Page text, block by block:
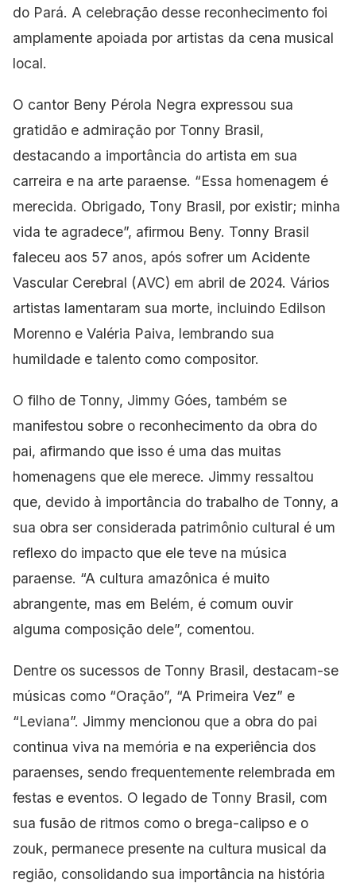
do Pará. A celebração desse reconhecimento foi
amplamente apoiada por artistas da cena musical
local.
O cantor Beny Pérola Negra expressou sua
gratidão e admiração por Tonny Brasil,
destacando a importância do artista em sua
carreira e na arte paraense. “Essa homenagem é
merecida. Obrigado, Tony Brasil, por existir; minha
vida te agradece”, afirmou Beny. Tonny Brasil
faleceu aos 57 anos, após sofrer um Acidente
Vascular Cerebral (AVC) em abril de 2024. Vários
artistas lamentaram sua morte, incluindo Edilson
Morenno e Valéria Paiva, lembrando sua
humildade e talento como compositor.
O filho de Tonny, Jimmy Góes, também se
manifestou sobre o reconhecimento da obra do
pai, afirmando que isso é uma das muitas
homenagens que ele merece. Jimmy ressaltou
que, devido à importância do trabalho de Tonny, a
sua obra ser considerada patrimônio cultural é um
reflexo do impacto que ele teve na música
paraense. “A cultura amazônica é muito
abrangente, mas em Belém, é comum ouvir
alguma composição dele”, comentou.
Dentre os sucessos de Tonny Brasil, destacam-se
músicas como “Oração”, “A Primeira Vez” e
“Leviana”. Jimmy mencionou que a obra do pai
continua viva na memória e na experiência dos
paraenses, sendo frequentemente relembrada em
festas e eventos. O legado de Tonny Brasil, com
sua fusão de ritmos como o brega-calipso e o
zouk, permanece presente na cultura musical da
região, consolidando sua importância na história